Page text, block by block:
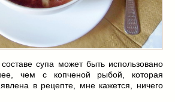
супа может быть использовано
чем с копченой рыбой, которая
в рецепте, мне кажется, ничего